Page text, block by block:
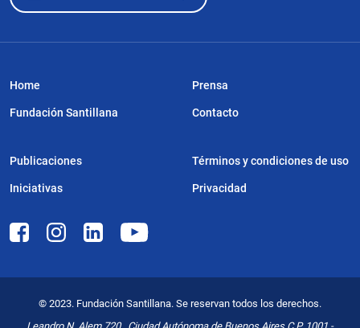
Home
Fundación Santillana
Publicaciones
Iniciativas
Prensa
Contacto
Términos y condiciones de uso
Privacidad
© 2023. Fundación Santillana. Se reservan todos los derechos.